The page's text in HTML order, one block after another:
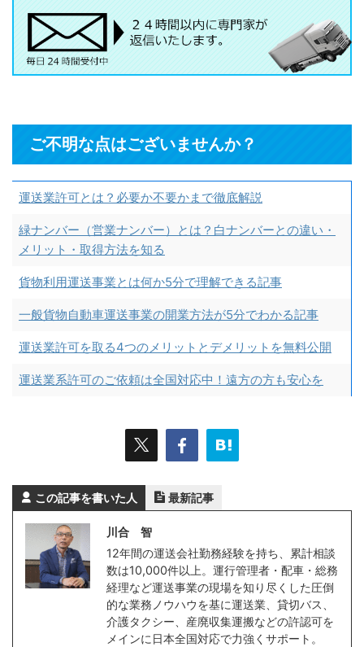
ご不明な点はございませんか？
運送業許可とは？必要か不要かまで徹底解説
緑ナンバー（営業ナンバー）とは？白ナンバーとの違い・
メリット・取得方法を知る
貨物利用運送事業とは何か5分で理解できる記事
一般貨物自動車運送事業の開業方法が5分でわかる記事
運送業許可を取る4つのメリットとデメリットを無料公開
運送業系許可のご依頼は全国対応中！遠方の方も安心を
この記事を書いた人 最新記事
川合 智
12年間の運送会社勤務経験を持ち、累計相談
数は10,000件以上。運行管理者・配車・総務
経理など運送事業の現場を知り尽くした圧倒
的な業務ノウハウを基に運送業、貸切バス、
介護タクシー、産廃収集運搬などの許認可を
メインに日本全国対応で力強くサポート。